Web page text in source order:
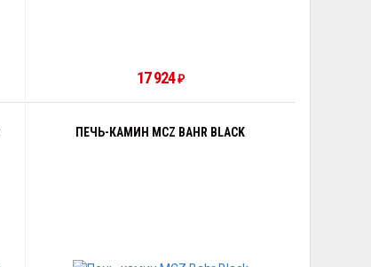
17 924₽
ПЕЧЬ-КАМИН MCZ BAHR BLACK